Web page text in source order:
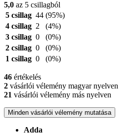
5,0 az 5 csillagból
5 csillag 44 (95%)
4 csillag 2
(4%)
3 csillag 0
(0%)
2 csillag 0
(0%)
1 csillag 0 (0%)
46 értékelés
2 vásárlói vélemény magyar nyelven
21 vásárlói vélemény más nyelven
Minden vásárlói vélemény mutatása
Adda